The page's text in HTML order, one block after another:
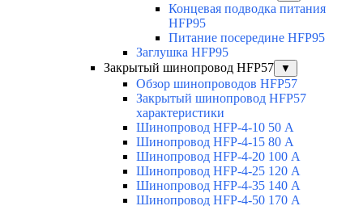
Концевая подводка питания
HFP95
Питание посередине HFP95
Заглушка HFP95
Закрытый шинопровод HFP57
▼
Обзор шинопроводов HFP57
Закрытый шинопровод HFP57
характеристики
Шинопровод HFP-4-10 50 А
Шинопровод HFP-4-15 80 А
Шинопровод HFP-4-20 100 А
Шинопровод HFP-4-25 120 А
Шинопровод HFP-4-35 140 А
Шинопровод HFP-4-50 170 А